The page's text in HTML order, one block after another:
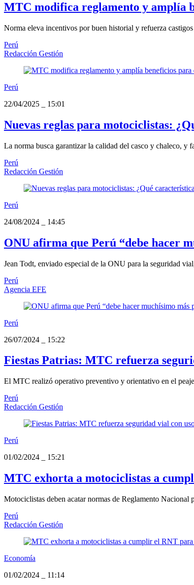
MTC modifica reglamento y amplía
Norma eleva incentivos por buen historial y refuerza
Perú
Redacción Gestión
Perú
22/04/2025
15:01
Nuevas reglas para motociclistas:
La norma busca garantizar la calidad del casco y chaleco,
Perú
Redacción Gestión
Perú
24/08/2024
14:45
ONU afirma que Perú “debe hacer
Jean Todt, enviado especial de la ONU para la seguridad
Perú
Agencia EFE
Perú
26/07/2024
15:22
Fiestas Patrias: MTC refuerza
El MTC realizó operativo preventivo y orientativo en el
Perú
Redacción Gestión
Perú
01/02/2024
15:21
MTC exhorta a motociclistas a
Motociclistas deben acatar normas de Reglamento
Perú
Redacción Gestión
Economía
01/02/2024
11:14